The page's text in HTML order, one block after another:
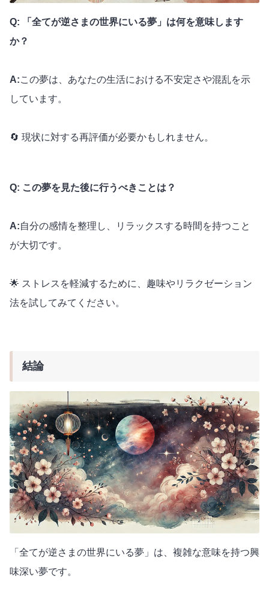
Q: 「全てが逆さまの世界にいる夢」は何を意味します
か？
A:この夢は、あなたの生活における不安定さや混乱を示
しています。
🔄 現状に対する再評価が必要かもしれません。
Q: この夢を見た後に行うべきことは？
A:自分の感情を整理し、リラックスする時間を持つこと
が大切です。
🌟 ストレスを軽減するために、趣味やリラクゼーション
法を試してみてください。
結論
「全てが逆さまの世界にいる夢」は、複雑な意味を持つ興
味深い夢です。